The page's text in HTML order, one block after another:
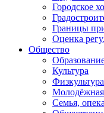
Городское
Границы
Оценка
Общество
Культура
Семья,